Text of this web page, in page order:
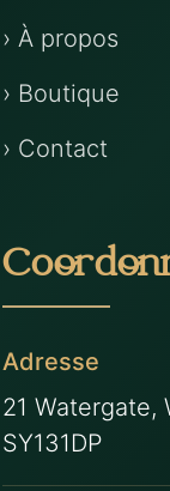
› À propos
› Boutique
› Contact
Adresse
21 Watergate,
SY131DP